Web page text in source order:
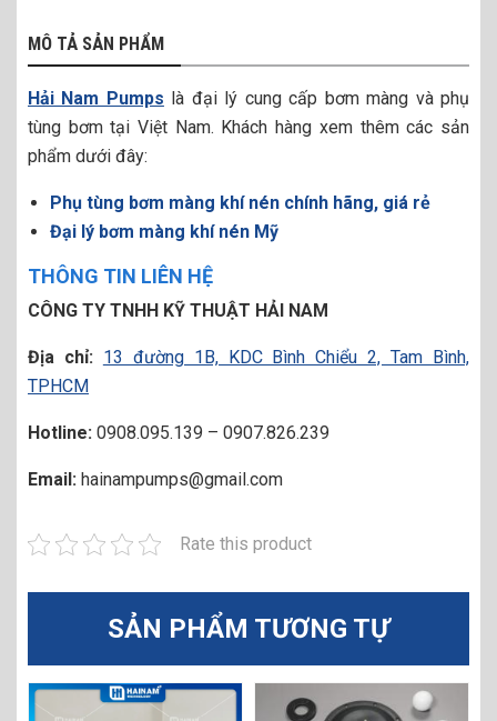
MÔ TẢ SẢN PHẨM
Hải Nam Pumps là đại lý cung cấp bơm màng và phụ
tùng bơm tại Việt Nam. Khách hàng xem thêm các sản
phẩm dưới đây:
Phụ tùng bơm màng khí nén chính hãng, giá rẻ
Đại lý bơm màng khí nén Mỹ
THÔNG TIN LIÊN HỆ
CÔNG TY TNHH KỸ THUẬT HẢI NAM
Địa chỉ: 13 đường 1B, KDC Bình Chiểu 2, Tam Bình,
TPHCM
Hotline: 0908.095.139 – 0907.826.239
Email: hainampumps@gmail.com
Rate this product
SẢN PHẨM TƯƠNG TỰ